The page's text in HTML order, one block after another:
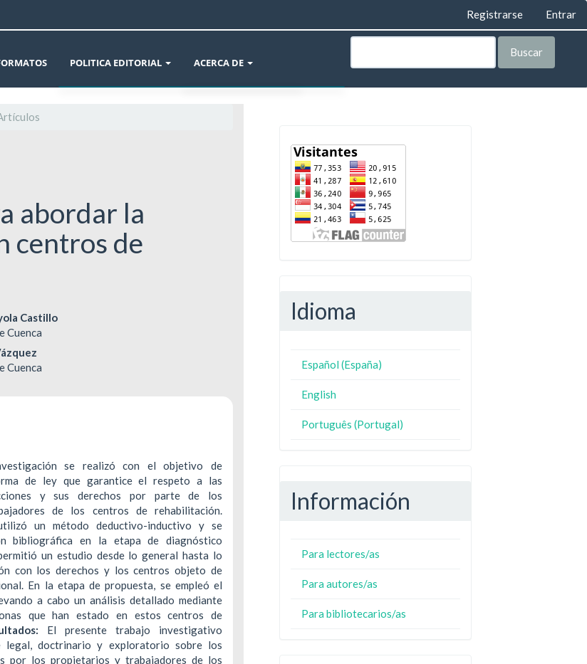
Registrarse Entrar
POLITICA EDITORIAL
POLÍTICAS DE SECCIÓN Y ARCHIVO DE LA REVISTA
POLÍTICA DE USO DE INTELIGENCIA ARTIFICIAL
ACERCA DE
DECLARACIÓN DE PRIVACIDAD
Buscar
abordar la
centros de
Castillo
Cuenca
Cuenca
se realizó con el objetivo de
de ley que garantice el respeto a las
y sus derechos por parte de los
de los centros de rehabilitación.
un método deductivo-inductivo y se
bibliográfica en la etapa de diagnóstico
un estudio desde lo general hasta lo
con los derechos y los centros objeto de
En la etapa de propuesta, se empleó el
a cabo un análisis detallado mediante
que han estado en estos centros de
El presente trabajo investigativo
legal, doctrinario y exploratorio sobre los
por los propietarios y trabajadores de los
Idioma
Español (España)
English
Português (Portugal)
Información
Para lectores/as
Para autores/as
Para bibliotecarios/as